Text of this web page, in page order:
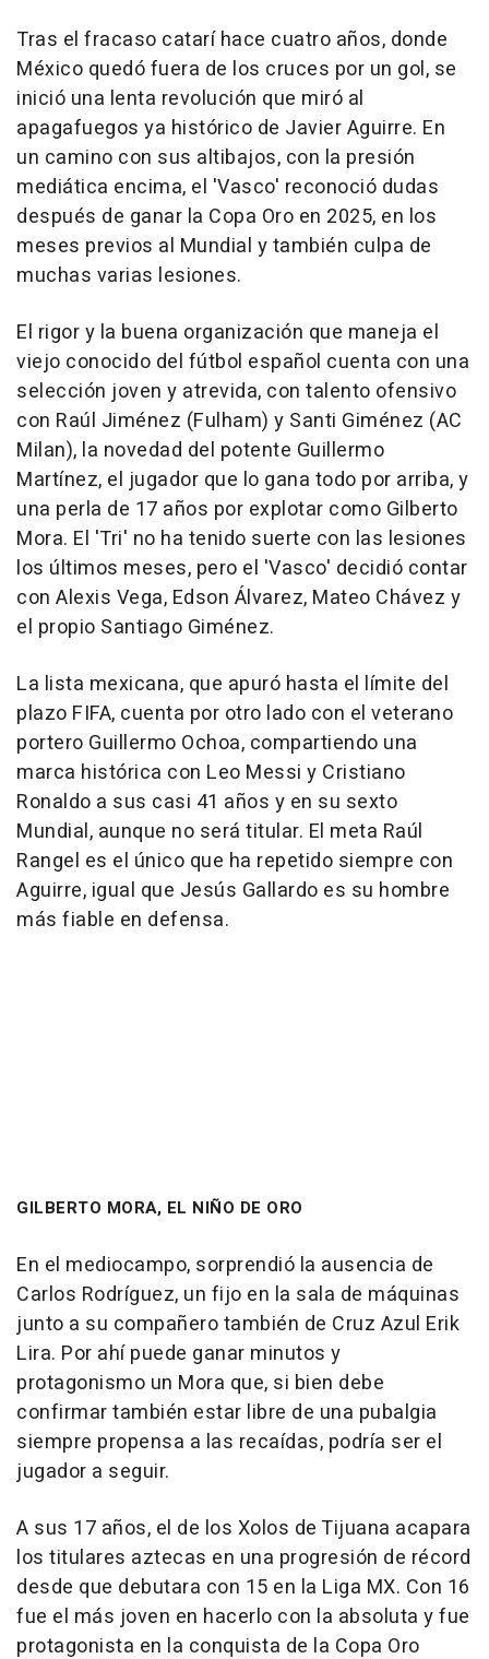
Tras el fracaso catarí hace cuatro años, donde
México quedó fuera de los cruces por un gol, se
inició una lenta revolución que miró al
apagafuegos ya histórico de Javier Aguirre. En
un camino con sus altibajos, con la presión
mediática encima, el 'Vasco' reconoció dudas
después de ganar la Copa Oro en 2025, en los
meses previos al Mundial y también culpa de
muchas varias lesiones.
El rigor y la buena organización que maneja el
viejo conocido del fútbol español cuenta con una
selección joven y atrevida, con talento ofensivo
con Raúl Jiménez (Fulham) y Santi Giménez (AC
Milan), la novedad del potente Guillermo
Martínez, el jugador que lo gana todo por arriba, y
una perla de 17 años por explotar como Gilberto
Mora. El 'Tri' no ha tenido suerte con las lesiones
los últimos meses, pero el 'Vasco' decidió contar
con Alexis Vega, Edson Álvarez, Mateo Chávez y
el propio Santiago Giménez.
La lista mexicana, que apuró hasta el límite del
plazo FIFA, cuenta por otro lado con el veterano
portero Guillermo Ochoa, compartiendo una
marca histórica con Leo Messi y Cristiano
Ronaldo a sus casi 41 años y en su sexto
Mundial, aunque no será titular. El meta Raúl
Rangel es el único que ha repetido siempre con
Aguirre, igual que Jesús Gallardo es su hombre
más fiable en defensa.
GILBERTO MORA, EL NIÑO DE ORO
En el mediocampo, sorprendió la ausencia de
Carlos Rodríguez, un fijo en la sala de máquinas
junto a su compañero también de Cruz Azul Erik
Lira. Por ahí puede ganar minutos y
protagonismo un Mora que, si bien debe
confirmar también estar libre de una pubalgia
siempre propensa a las recaídas, podría ser el
jugador a seguir.
A sus 17 años, el de los Xolos de Tijuana acapara
los titulares aztecas en una progresión de récord
desde que debutara con 15 en la Liga MX. Con 16
fue el más joven en hacerlo con la absoluta y fue
protagonista en la conquista de la Copa Oro